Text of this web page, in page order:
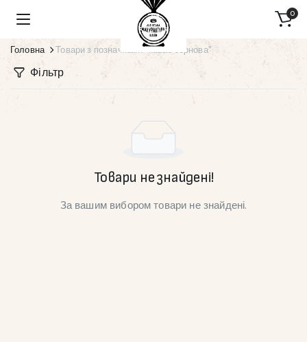
0
Головна Товари з позначками “каваб зернова”
Фільтр
Товари не знайдені!
За вашим вибором товари не знайдені.